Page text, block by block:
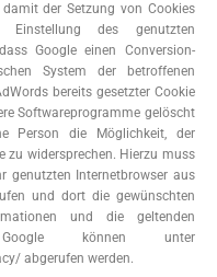
der Setzung von Cookies
Einstellung des genutzten
Google einen Conversion-
System der betroffenen
bereits gesetzter Cookie
Softwareprogramme gelöscht
Person die Möglichkeit, der
zu widersprechen. Hierzu muss
genutzten Internetbrowser aus
und dort die gewünschten
und die geltenden
Google können unter
abgerufen werden.